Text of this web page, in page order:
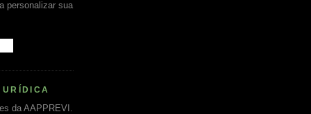
personalizar sua
da AAPPREVI.